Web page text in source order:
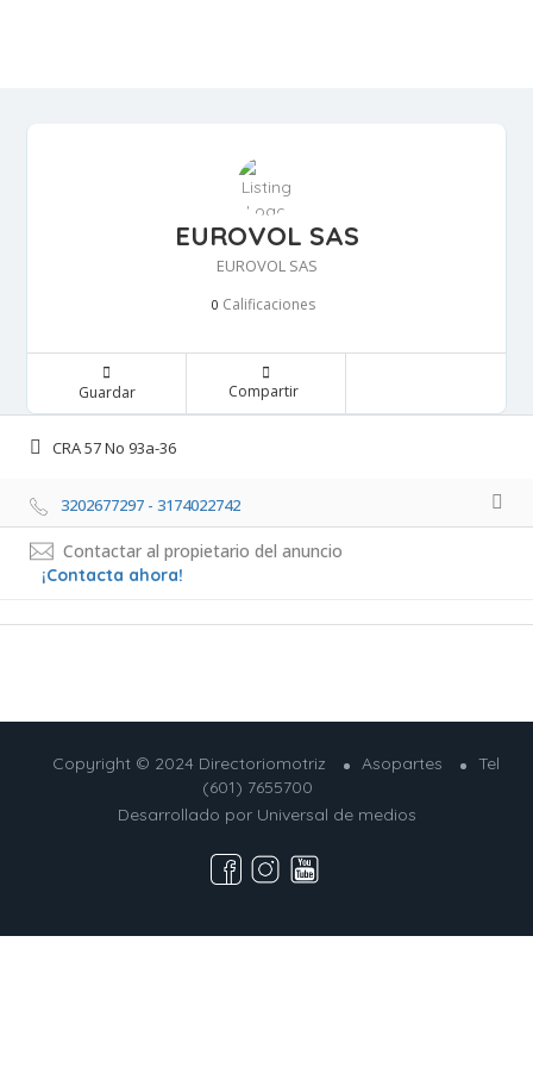
EUROVOL SAS
EUROVOL SAS
0 Calificaciones
Guardar Compartir
CRA 57 No 93a-36
3202677297 - 3174022742
Contactar al propietario del anuncio
¡Contacta ahora!
Copyright © 2024 Directoriomotriz Asopartes
Tel
(601) 7655700
Desarrollado por Universal de medios